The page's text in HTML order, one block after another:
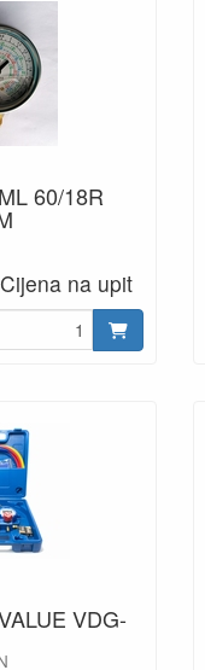
60/18R
Cijena na upit
VDG-